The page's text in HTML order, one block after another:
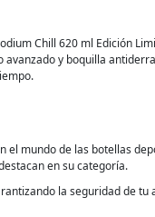
Chill 620 ml Edición
avanzado y boquilla
mundo de las botellas
en su categoría.
la seguridad de tu